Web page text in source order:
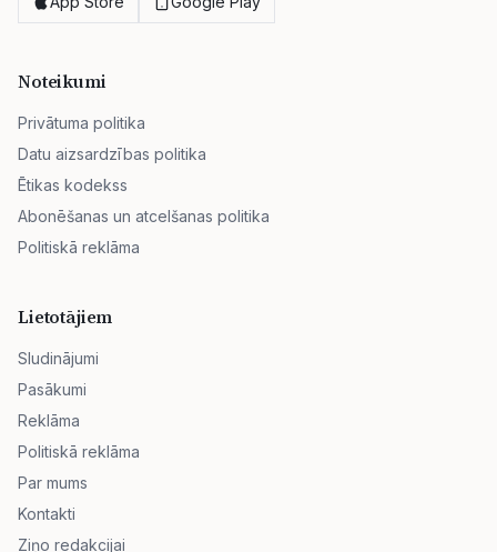
Noteikumi
Privātuma politika
Datu aizsardzības politika
Ētikas kodekss
Abonēšanas un atcelšanas politika
Politiskā reklāma
Lietotājiem
Sludinājumi
Pasākumi
Reklāma
Politiskā reklāma
Par mums
Kontakti
Ziņo redakcijai